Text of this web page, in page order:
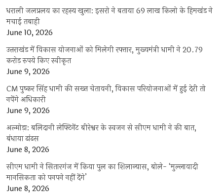
धराली जलप्रलय का रहस्य खुला: इसरो ने बताया 69 लाख किलो के हिमखंड ने
मचाई तबाही
June 10, 2026
उत्तराखंड में विकास योजनाओं को मिलेगी रफ्तार, मुख्यमंत्री धामी ने 20.79
करोड़ रुपये किए स्वीकृत
June 9, 2026
CM पुष्कर सिंह धामी की सख्त चेतावनी, विकास परियोजनाओं में हुई देरी तो
नपेंगे अधिकारी
June 9, 2026
अल्मोड़ा: बलिदानी लेफ्टिनेंट बीरेश्वर के स्वजन से सीएम धामी ने की बात,
बंधाया ढांढस
June 8, 2026
सीएम धामी ने सितारगंज में किया पुल का शिलान्यास, बोले- ‘मुल्लावादी
मानसिकता को पनपने नहीं देंगे’
June 8, 2026